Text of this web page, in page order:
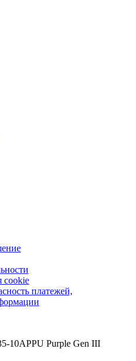
cookie
платежей,
10APPU Purple Gen III